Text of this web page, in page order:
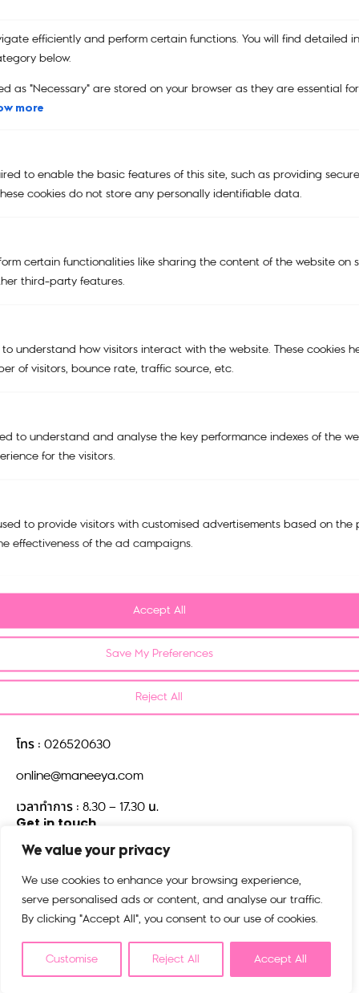
We value your privacy
We use cookies to enhance your browsing experience,
serve personalised ads or content, and analyse our traffic.
By clicking "Accept All", you consent to our use of cookies.
Customise Reject All Accept All
efficiently and perform certain functions. You will find detailed
below.
as "Necessary" are stored on your browser as they are essential
more
to enable the basic features of this site, such as providing
cookies do not store any personally identifiable data.
certain functionalities like sharing the content of the website on
third-party features.
understand how visitors interact with the website. These cookies
of visitors, bounce rate, traffic source, etc.
to understand and analyse the key performance indexes of the
for the visitors.
to provide visitors with customised advertisements based on the
effectiveness of the ad campaigns.
Reject All
Save My Preferences
Accept All
บริการคืนสินค้า
เปลี่ยนและคืนสินค้าได้ง่าย
รับประกันสินค้า
คูปอง
KIPLING X PEANUTS
ACCESSORIES
My account
Refund and Return Policy
บริษัท มณียาคอนเซพทส์ จำกัด
518/5 ตึกมณียาเซ็นเตอร์ชั้น 15
แขวงปทุมวัน เขตปทุมวัน
กรุงเทพมหานคร 10330
โทร : 026520630
online@maneeya.com
เวลาทำการ : 8.30 – 17.30 น.
Get in touch
©2025 kiplingthailand.com. All rights reserved.